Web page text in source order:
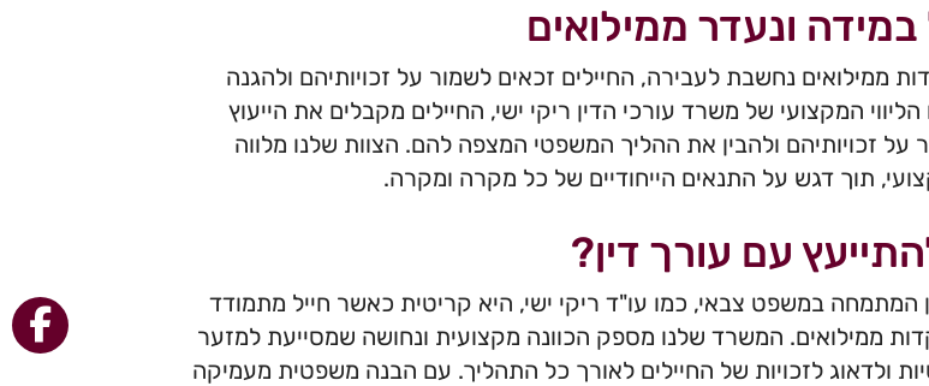
במידה ונעדר ממילואים
ממילואים נחשבת לעבירה, החיילים זכאים לשמור על זכויותיהם ולהגנה
המקצועי של משרד עורכי הדין ריקי ישי, החיילים מקבלים את הייעוץ
זכויותיהם ולהבין את ההליך המשפטי המצפה להם. הצוות שלנו מלווה
תוך דגש על התנאים הייחודיים של כל מקרה ומקרה.
עם עורך דין?
המתמחה במשפט צבאי, כמו עו"ד ריקי ישי, היא קריטית כאשר חייל מתמודד
ממילואים. המשרד שלנו מספק הכוונה מקצועית ונחושה שמסייעת למזער
ולדאוג לזכויות של החיילים לאורך כל התהליך. עם הבנה משפטית מעמיקה